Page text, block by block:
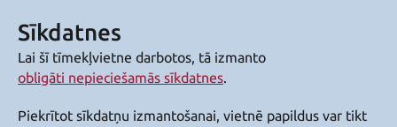
Sīkdatnes
Lai šī tīmekļvietne darbotos, tā izmanto
obligāti nepieciešamās sīkdatnes.
Piekrītot sīkdatņu izmantošanai, vietnē papildus var tikt